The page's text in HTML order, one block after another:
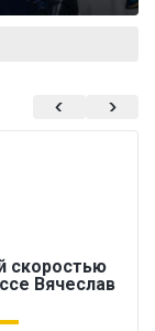
скоростью
Вячеслав